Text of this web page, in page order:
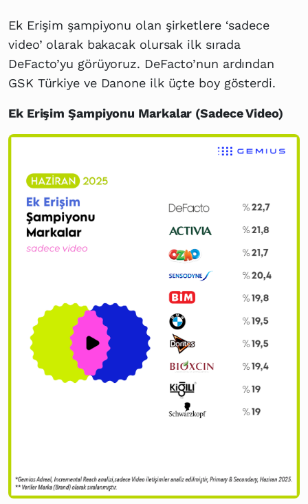
Ek Erişim şampiyonu olan şirketlere ‘sadece
video’ olarak bakacak olursak ilk sırada
DeFacto’yu görüyoruz. DeFacto’nun ardından
GSK Türkiye ve Danone ilk üçte boy gösterdi.
Ek Erişim Şampiyonu Markalar (Sadece Video)